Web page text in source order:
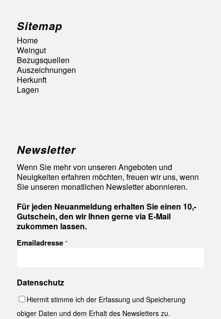
Sitemap
Home
Weingut
Bezugsquellen
Auszeichnungen
Herkunft
Lagen
Newsletter
Wenn Sie mehr von unseren Angeboten und
Neuigkeiten erfahren möchten, freuen wir uns, wenn
Sie unseren monatlichen Newsletter abonnieren.
Für jeden Neuanmeldung erhalten Sie einen 10,-
Gutschein, den wir Ihnen gerne via E-Mail
zukommen lassen.
Emailadresse *
Datenschutz
Hiermit stimme ich der Erfassung und Speicherung
obiger Daten und dem Erhalt des Newsletters zu.